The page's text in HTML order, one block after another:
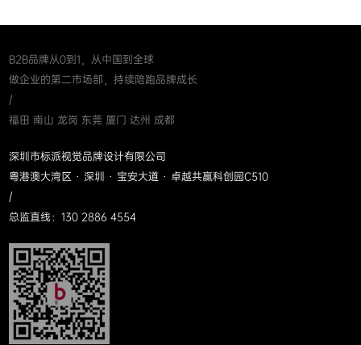
B2B品牌从0到1，从中国到全球
做企业的第二市场部，持续陪跑品牌成长
/
福田 南山 龙岗 东莞 厦门 达州 成都
深圳市标派视觉品牌设计有限公司
粤港澳大湾区 · 深圳 · 宝安大道 · 卓越共赢科创园C510
/
总监直线：130 2886 4554